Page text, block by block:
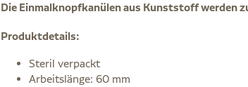
Die Einmalknopfkanülen aus Kunststoff werden
Produktdetails:
Steril verpackt
Arbeitslänge: 60 mm